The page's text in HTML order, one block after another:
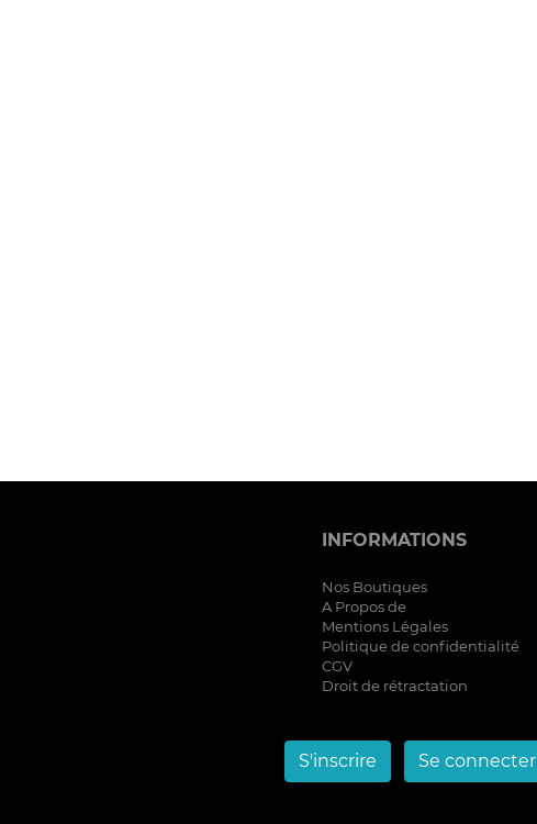
INFORMATIONS
Nos Boutiques
A Propos de
Mentions Légales
Politique de confidentialité
CGV
Droit de rétractation
S'inscrire Se connecter